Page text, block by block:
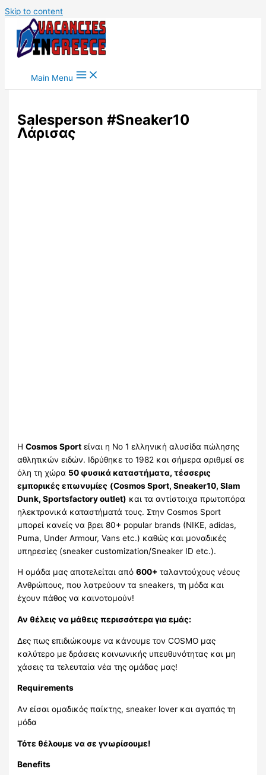
Skip to content
Main Menu
Salesperson #Sneaker10
Λάρισας
ΗCosmos Sport είναι η Νο 1 ελληνική αλυσίδα πώλησης
αθλητικών ειδών. Ιδρύθηκε το 1982 και σήμερα αριθμεί σε
όλη τη χώρα 50 φυσικά καταστήματα, τέσσερις
εμπορικές επωνυμίες (Cosmos Sport, Sneaker10, Slam
Dunk, Sportsfactory outlet) και τα αντίστοιχα πρωτοπόρα
ηλεκτρονικά καταστήματά τους. Στην Cosmos Sport
μπορεί κανείς να βρει 80+ popular brands (NIKE, adidas,
Puma, Under Armour, Vans etc.) καθώς και μοναδικές
υπηρεσίες (sneaker customization/Sneaker ID etc.).
Η ομάδα μας αποτελείται από600+ ταλαντούχους νέους
Aνθρώπους, που λατρεύουν τα sneakers, τη μόδα και
έχουν πάθος να καινοτομούν!
Αν θέλεις να μάθεις περισσότερα για εμάς:
Δες πως επιδιώκουμε να κάνουμε τον COSMO μας
καλύτερο με δράσεις κοινωνικής υπευθυνότητας και μη
χάσεις τα τελευταία νέα της ομάδας μας!
Requirements
Aν είσαι ομαδικός παίκτης, sneaker lover και αγαπάς τη
μόδα
Τότε θέλουμε να σε γνωρίσουμε!
Benefits